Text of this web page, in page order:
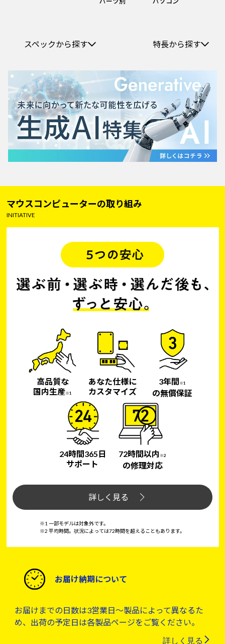
スペックから探す 特長から探す
マウスコンピューターの取り組み
INITIATIVE
高品質な
国内生産※1
あなた仕様に
カスタマイズ
3年間 ※1
の無償保証
24時間365日
サポート
72時間以内 ※2
の修理対応
詳しく見る
※1 一部モデルは対象外です。
※2 平均時間。状況によっては72時間を超えることもあります。
お届け納期について
お届けまでの日数は3営業日～製品によって異なるた
め、出荷の予定日は各製品ページをご覧ください。
詳しく見る